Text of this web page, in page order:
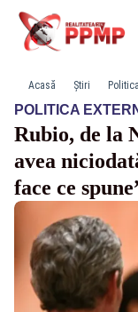
Acasă Știri
POLITICA
Rubio, de la
avea
face ce